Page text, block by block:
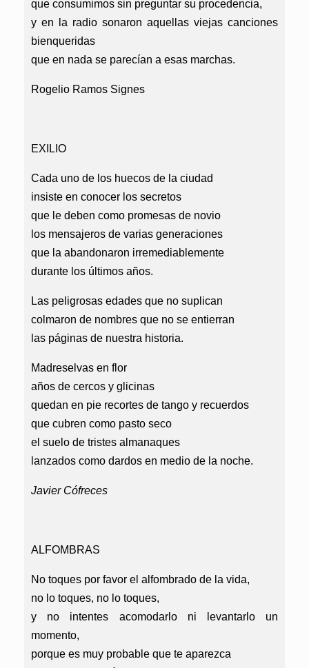
que consumimos sin preguntar su procedencia,
y en la radio sonaron aquellas viejas canciones
bienqueridas
que en nada se parecían a esas marchas.
Rogelio Ramos Signes
EXILIO
Cada uno de los huecos de la ciudad
insiste en conocer los secretos
que le deben como promesas de novio
los mensajeros de varias generaciones
que la abandonaron irremediablemente
durante los últimos años.
Las peligrosas edades que no suplican
colmaron de nombres que no se entierran
las páginas de nuestra historia.
Madreselvas en flor
años de cercos y glicinas
quedan en pie recortes de tango y recuerdos
que cubren como pasto seco
el suelo de tristes almanaques
lanzados como dardos en medio de la noche.
Javier Cófreces
ALFOMBRAS
No toques por favor el alfombrado de la vida,
no lo toques, no lo toques,
y no intentes acomodarlo ni levantarlo un
momento,
porque es muy probable que te aparezca